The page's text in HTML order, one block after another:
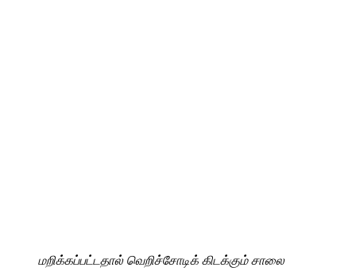
மறிக்கப்பட்டதால் வெறிச்சோடிக் கிடக்கும் சாலை